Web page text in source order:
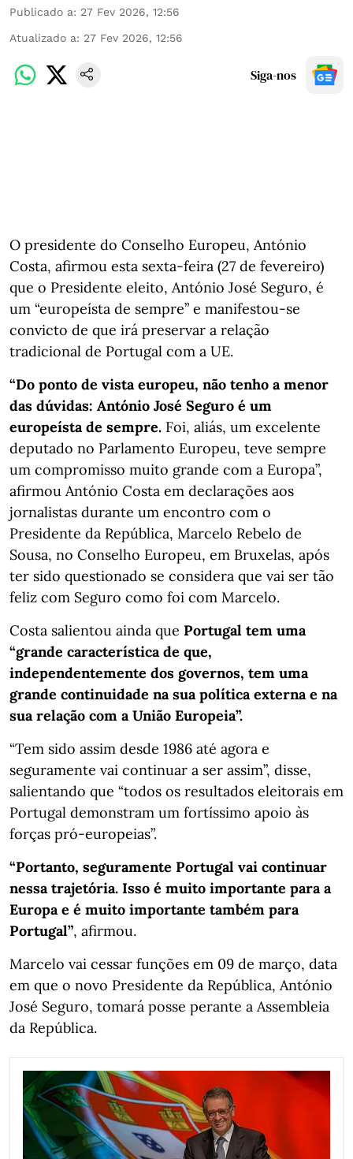
Publicado a: 27 Fev 2026, 12:56
Atualizado a: 27 Fev 2026, 12:56
Siga-nos
O presidente do Conselho Europeu, António
Costa, afirmou esta sexta-feira (27 de fevereiro)
que o Presidente eleito, António José Seguro, é
um “europeísta de sempre” e manifestou-se
convicto de que irá preservar a relação
tradicional de Portugal com a UE.
“Do ponto de vista europeu, não tenho a menor
das dúvidas: António José Seguro é um
europeísta de sempre. Foi, aliás, um excelente
deputado no Parlamento Europeu, teve sempre
um compromisso muito grande com a Europa”,
afirmou António Costa em declarações aos
jornalistas durante um encontro com o
Presidente da República, Marcelo Rebelo de
Sousa, no Conselho Europeu, em Bruxelas, após
ter sido questionado se considera que vai ser tão
feliz com Seguro como foi com Marcelo.
Costa salientou ainda que Portugal tem uma
“grande característica de que,
independentemente dos governos, tem uma
grande continuidade na sua política externa e na
sua relação com a União Europeia”.
“Tem sido assim desde 1986 até agora e
seguramente vai continuar a ser assim”, disse,
salientando que “todos os resultados eleitorais em
Portugal demonstram um fortíssimo apoio às
forças pró-europeias”.
“Portanto, seguramente Portugal vai continuar
nessa trajetória. Isso é muito importante para a
Europa e é muito importante também para
Portugal”, afirmou.
Marcelo vai cessar funções em 09 de março, data
em que o novo Presidente da República, António
José Seguro, tomará posse perante a Assembleia
da República.